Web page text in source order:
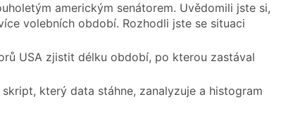
americkým senátorem. Uvědomili jste si,
volebních období. Rozhodli jste se situaci
USA zjistit délku období, po kterou zastával
který data stáhne, zanalyzuje a histogram